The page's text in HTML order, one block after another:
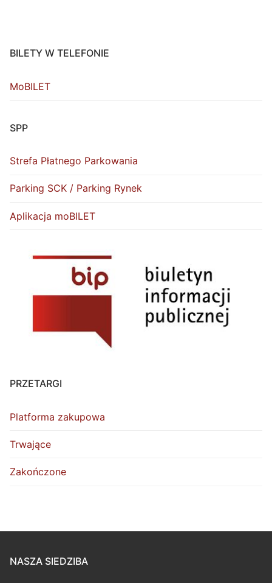
BILETY W TELEFONIE
MoBILET
SPP
Strefa Płatnego Parkowania
Parking SCK / Parking Rynek
Aplikacja moBILET
PRZETARGI
Platforma zakupowa
Trwające
Zakończone
NASZA SIEDZIBA